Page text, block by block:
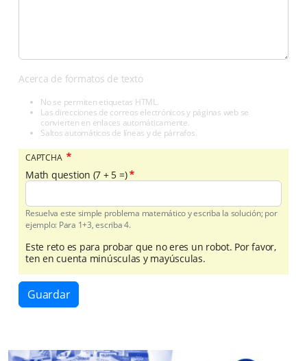
Acerca de formatos de texto
No se permiten etiquetas HTML.
Las direcciones de correos electrónicos y páginas web se
convierten en enlaces automáticamente.
Saltos automáticos de líneas y de párrafos.
CAPTCHA
Math question (7 + 5 =)
Resuelva este simple problema matemático y escriba la solución; por
ejemplo: Para 1+3, escriba 4.
Este reto es para probar que no eres un robot. Por favor,
ten en cuenta minúsculas y mayúsculas.
Guardar